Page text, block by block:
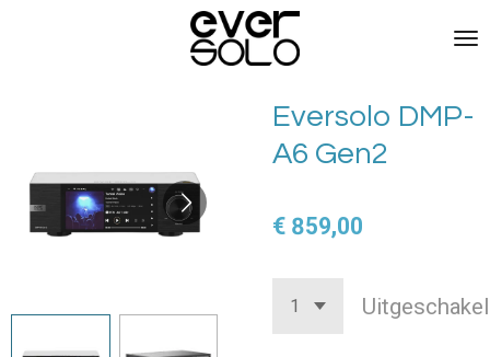
Eversolo DMP-
A6 Gen2
€ 859,00